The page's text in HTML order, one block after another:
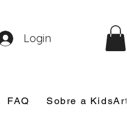
FAQ Sobre a KidsArt
Login